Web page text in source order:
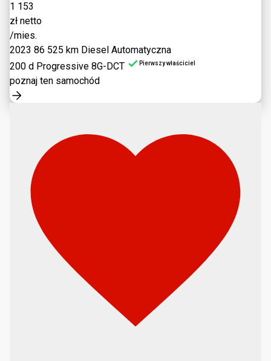
1 153
zł netto
/mies.
2023 86 525 km Diesel Automatyczna
200 d Progressive 8G-DCT
Pierwszy właściciel
poznaj ten samochód